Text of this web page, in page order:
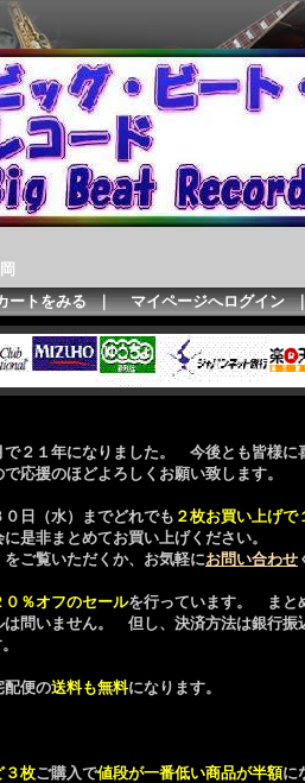
ートをみる｜ マイページへログイン
２１年になりました。 今後とも皆様に
応援のほどよろしくお願い致します。
日（水）までどれでも ２枚お買い上げで
是非まとめてお買い上げください。
ご覧いただくか、お気軽にお問い合わせ
０％オフのセールを行っています。 まと
問いません。 但し、決済方法は銀行振
配便の送料も無料になります。
３枚ご購入で値段が一番低い商品が半額に